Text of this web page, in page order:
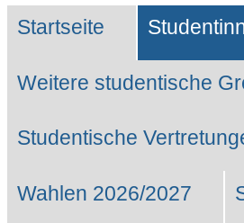
Suche…
Sektionen
Startseite
Weitere studentische
Studentische
Wahlen 2026/2027